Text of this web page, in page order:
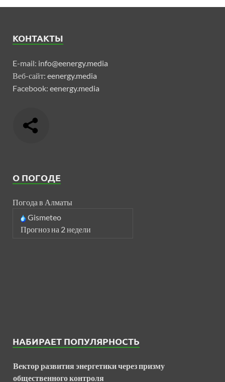
КОНТАКТЫ
E-mail: info@eenergy.media
Веб-сайт: eenergy.media
Facebook: eenergy.media
О ПОГОДЕ
Погода в Алматы
Gismeteo
Прогноз на 2 недели
НАБИРАЕТ ПОПУЛЯРНОСТЬ
Вектор развития энергетики через призму
общественного контроля